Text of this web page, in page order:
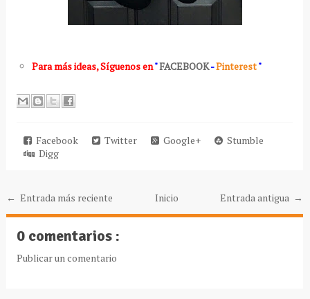
Para más ideas,Síguenos en"FACEBOOK-Pinterest"
Facebook Twitter Google+
Stumble
Digg
← Entrada más reciente Entrada antigua →
Inicio
0 comentarios :
Publicar un comentario